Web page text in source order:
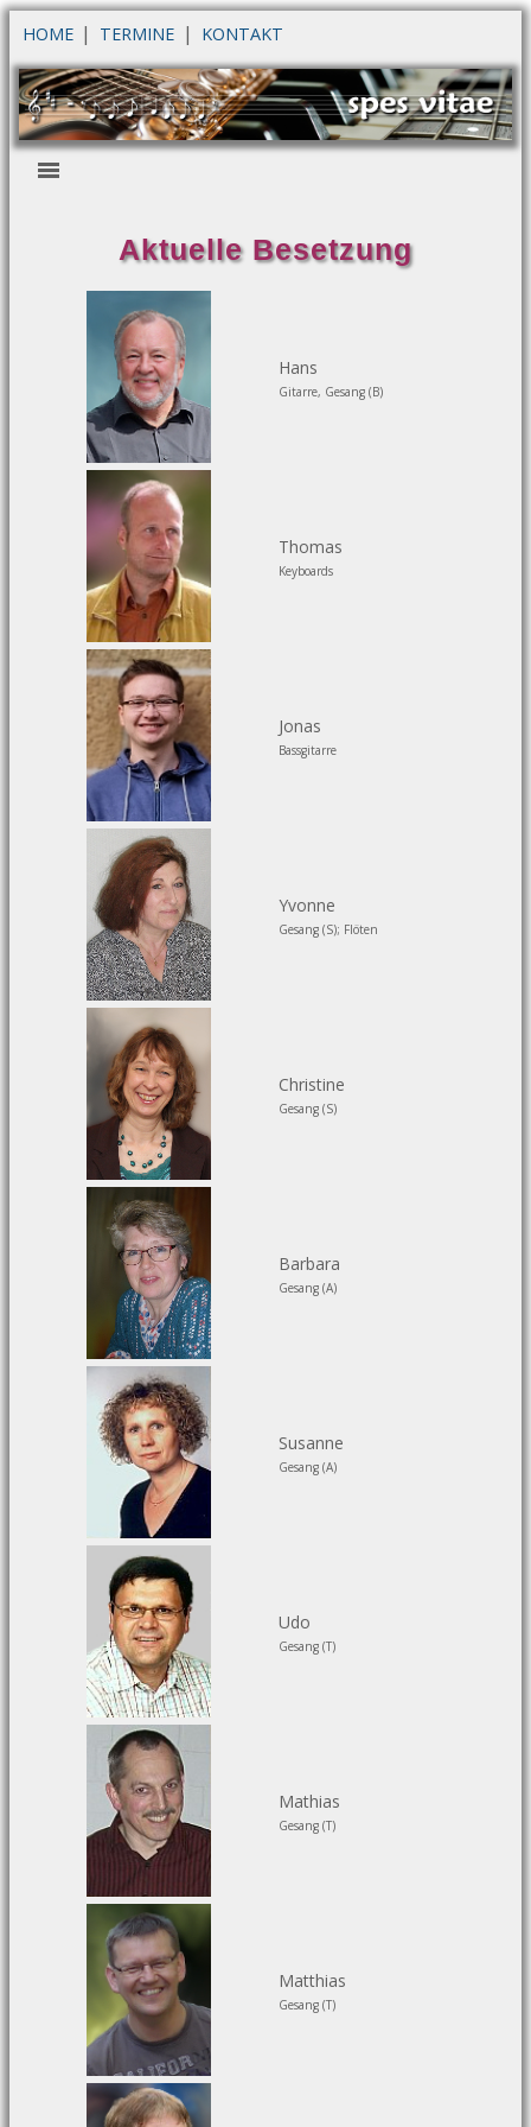
HOME | TERMINE | KONTAKT
Aktuelle Besetzung
Hans
Gitarre, Gesang (B)
Thomas
Keyboards
Jonas
Bassgitarre
Yvonne
Gesang (S); Flöten
Christine
Gesang (S)
Barbara
Gesang (A)
Susanne
Gesang (A)
Udo
Gesang (T)
Mathias
Gesang (T)
Matthias
Gesang (T)